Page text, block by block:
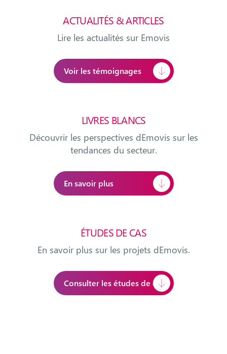
ACTUALITÉS & ARTICLES
Lire les actualités sur Emovis
Voir les témoignages
LIVRES BLANCS
Découvrir les perspectives dEmovis sur les
tendances du secteur.
En savoir plus
ÉTUDES DE CAS
En savoir plus sur les projets dEmovis.
Consulter les études de cas